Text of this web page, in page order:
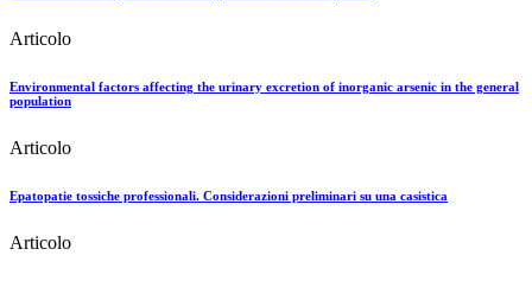
Articolo
Environmental factors affecting the urinary excretion of inorganic arsenic in the general
population
Articolo
Epatopatie tossiche professionali. Considerazioni preliminari su una casistica
Articolo